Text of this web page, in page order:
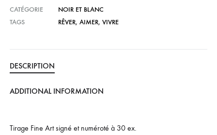
CATÉGORIE
NOIR ET BLANC
TAGS
RÊVER, AIMER, VIVRE
DESCRIPTION
ADDITIONAL INFORMATION
Tirage Fine Art signé et numéroté à 30 ex.